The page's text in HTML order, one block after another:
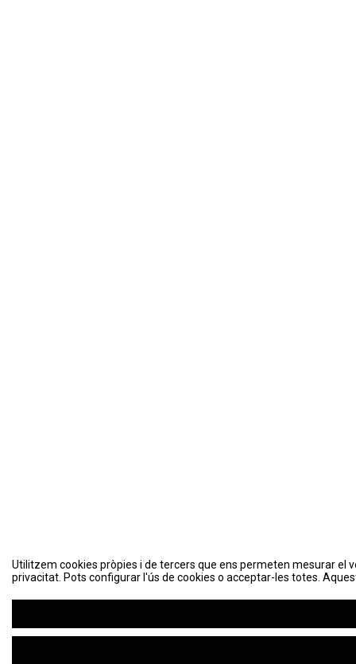
Utilitzem cookies pròpies i de tercers que ens permeten mesurar el
privacitat. Pots configurar l'ús de cookies o acceptar-les totes.